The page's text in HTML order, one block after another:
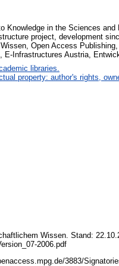
Knowledge in the Sciences and
project, development
Open Access
Infrastructures Austria,
libraries.
property: author's rights,
Wissen. Stand:
2006.pdf
3883/